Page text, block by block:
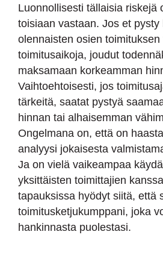
Luonnollisesti tällaisia riskejä
toisiaan vastaan. Jos et pysty
olennaisten osien
toimitusaikoja, joudut
maksamaan korkeamman
Vaihtoehtoisesti, jos
tärkeitä, saatat pystyä
hinnan tai alhaisemman
Ongelmana on, että on
analyysi jokaisesta
Ja on vielä vaikeampaa
yksittäisten toimittajien
tapauksissa hyödyt siitä, että
toimitusketjukumppani, joka
hankinnasta puolestasi.